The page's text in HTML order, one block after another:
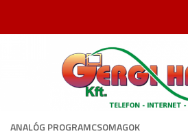
ANALÓG PROGRAMCSOMAGOK